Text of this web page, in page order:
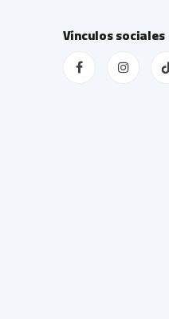
Vínculos sociales